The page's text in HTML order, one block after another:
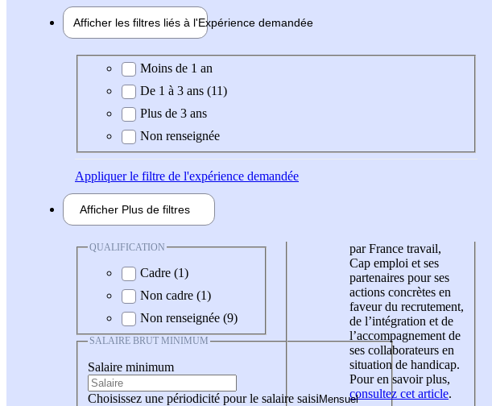
Afficher les filtres liés à l'Expérience demandée
Expérience demandée
Moins de 1 an
De 1 à 3 ans (11)
Plus de 3 ans
Non renseignée
Appliquerle filtre de l'expérience demandée
Afficher Plus de filtres
QUALIFICATION
Cadre (1)
Non cadre (1)
Non renseignée (9)
SALAIRE BRUT MINIMUM
Salaire minimum
Choisissez une périodicité pour le salaire saisi
par France travail,
Cap emploi et ses
partenaires pour ses
actions concrètes en
faveur du recrutement,
de l’intégration et de
l’accompagnement de
ses collaborateurs en
situation de handicap.
Pour en savoir plus,
consultez cet article.